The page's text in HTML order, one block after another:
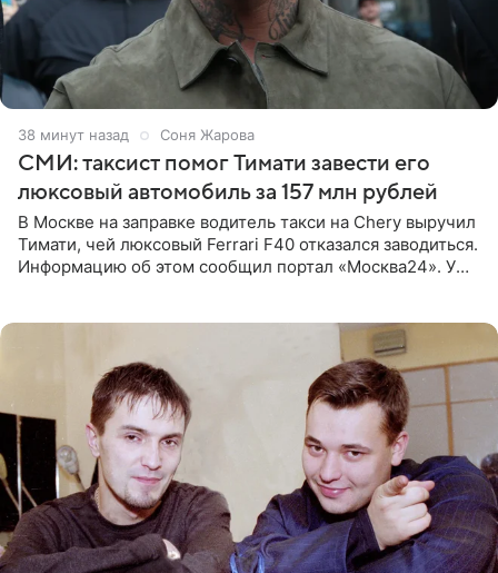
38 минут назад Соня Жарова
СМИ: таксист помог Тимати завести его
люксовый автомобиль за 157 млн рублей
В Москве на заправке водитель такси на Chery выручил
Тимати, чей люксовый Ferrari F40 отказался заводиться.
Информацию об этом сообщил портал «Москва24». У